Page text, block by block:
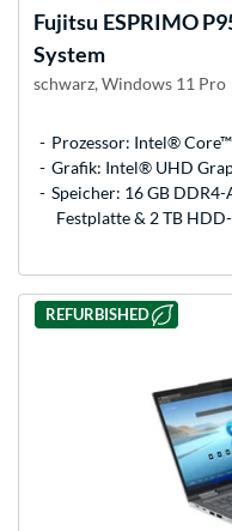
Fujitsu ESPRIMO
System
schwarz, Windows 11 Pro
Prozessor: Intel®
Grafik: Intel® UHD
Speicher: 16 GB
Festplatte & 2 TB
REFURBISHED